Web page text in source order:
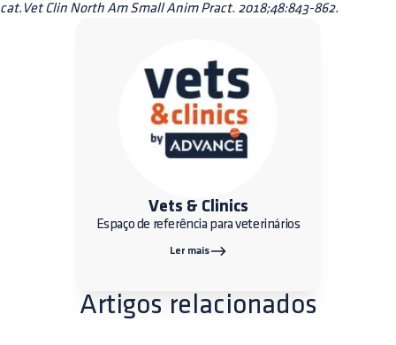
cat.Vet Clin North Am Small Anim Pract. 2018;48:843-862.
Vets & Clinics
Espaço de referência para veterinários
Ler mais
Artigos relacionados